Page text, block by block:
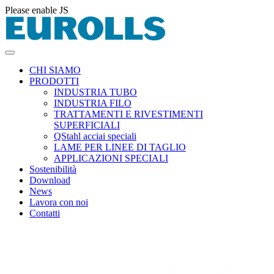
Please enable JS
CHI SIAMO
PRODOTTI
INDUSTRIA TUBO
INDUSTRIA FILO
TRATTAMENTI E RIVESTIMENTI
SUPERFICIALI
QStahl acciai speciali
LAME PER LINEE DI TAGLIO
APPLICAZIONI SPECIALI
Sostenibilità
Download
News
Lavora con noi
Contatti